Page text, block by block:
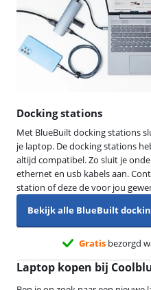
Docking stations
Met BlueBuilt docking stations
je laptop. De docking stations
altijd compatibel. Zo sluit je
ethernet en usb kabels aan.
station of deze de voor jou
Bekijk alle BlueBuilt
Gratis bezorgd
Laptop kopen bij